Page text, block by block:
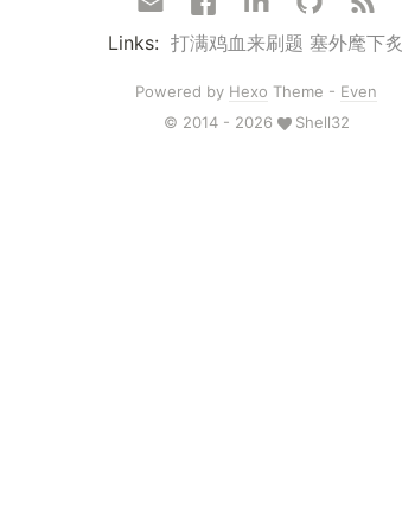
Links: 打满鸡血来刷题 塞外麾下炙
Powered by Hexo Theme - Even
© 2014 - 2026
Shell32